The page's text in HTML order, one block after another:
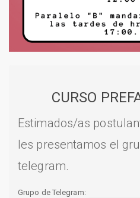
CURSO
Estimados/as
les presentamos el
telegram.
Grupo de Telegram: